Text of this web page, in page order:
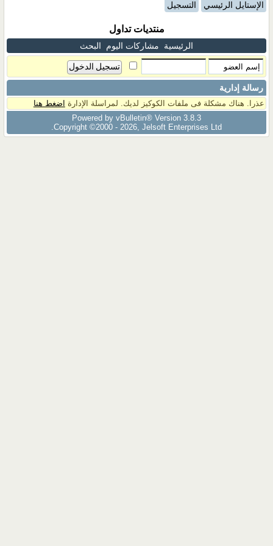
الإستايل الرئيسي التسجيل
منتديات تداول
الرئيسية مشاركات اليوم البحث
رسالة إدارية
عذرا. هناك مشكلة فى ملفات الكوكيز لديك. لمراسلة الإدارة اضغط هنا
Powered by vBulletin® Version 3.8.3
Copyright ©2000 - 2026, Jelsoft Enterprises Ltd.